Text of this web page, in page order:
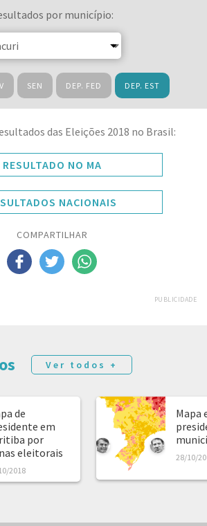
por município:
SEN DEP. FED DEP. EST
das Eleições 2018 no Brasil:
RESULTADO NO MA
NACIONAIS
COMPARTILHAR
PUBLICIDADE
Ver todos +
de
em
por
eleitorais
2018
Mapa
28/10/